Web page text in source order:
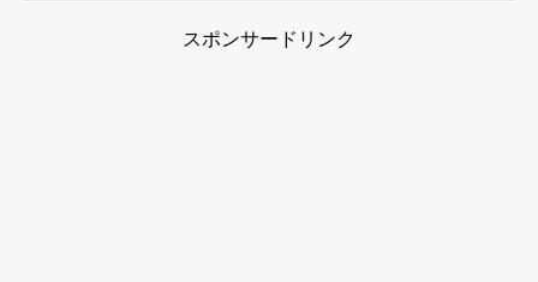
スポンサードリンク